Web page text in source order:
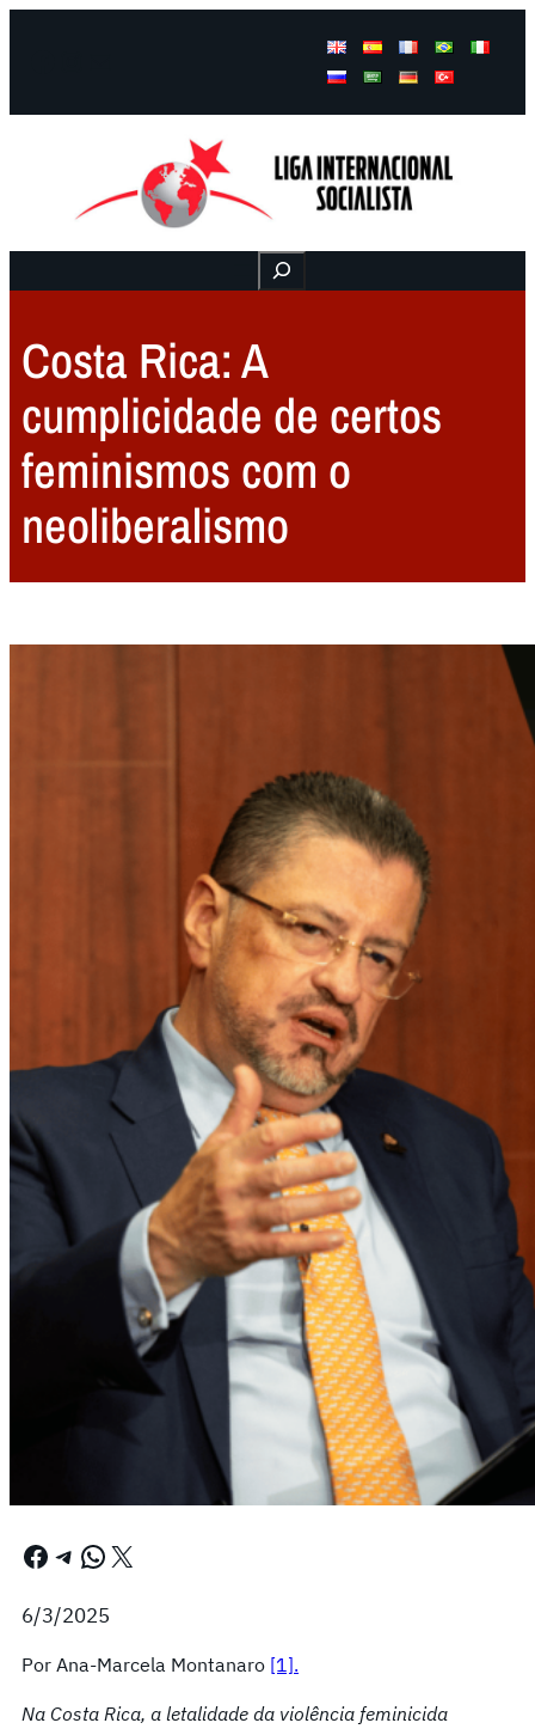
Buscar
Costa Rica: A
cumplicidade de certos
feminismos com o
neoliberalismo
Facebook Telegram WhatsApp X
6/3/2025
Por Ana-Marcela Montanaro [1].
Na Costa Rica, a letalidade da violência feminicida